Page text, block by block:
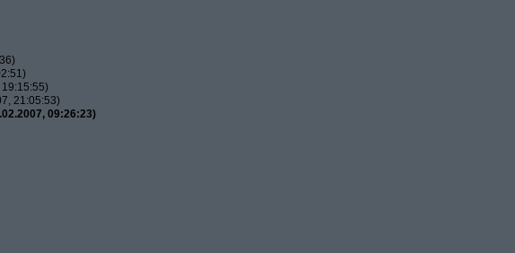
21:05:53)
09:26:23)